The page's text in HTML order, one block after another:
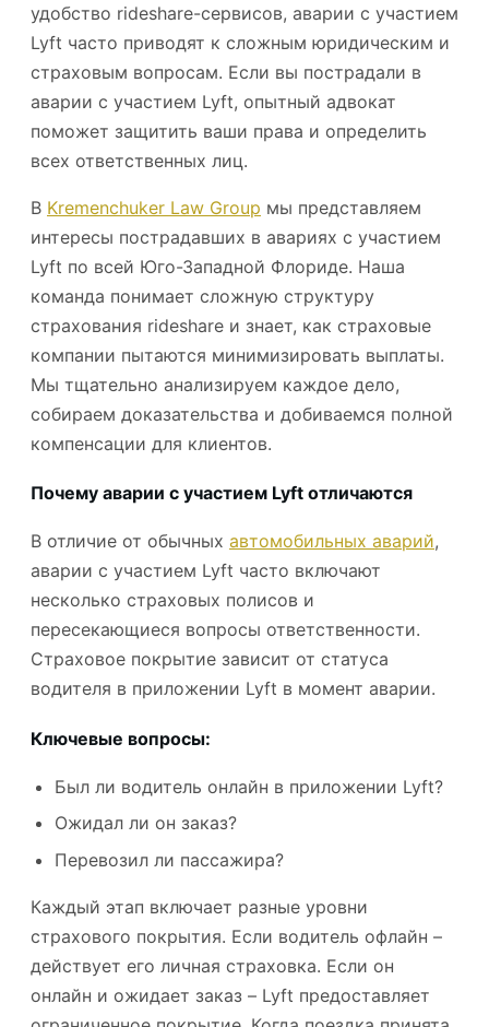
удобство rideshare-сервисов, аварии с участием
Lyft часто приводят к сложным юридическим и
страховым вопросам. Если вы пострадали в
аварии с участием Lyft, опытный адвокат
поможет защитить ваши права и определить
всех ответственных лиц.
В Kremenchuker Law Group мы представляем
интересы пострадавших в авариях с участием
Lyft по всей Юго-Западной Флориде. Наша
команда понимает сложную структуру
страхования rideshare и знает, как страховые
компании пытаются минимизировать выплаты.
Мы тщательно анализируем каждое дело,
собираем доказательства и добиваемся полной
компенсации для клиентов.
Почему аварии с участием Lyft отличаются
В отличие от обычных автомобильных аварий,
аварии с участием Lyft часто включают
несколько страховых полисов и
пересекающиеся вопросы ответственности.
Страховое покрытие зависит от статуса
водителя в приложении Lyft в момент аварии.
Ключевые вопросы:
Был ли водитель онлайн в приложении Lyft?
Ожидал ли он заказ?
Перевозил ли пассажира?
Каждый этап включает разные уровни
страхового покрытия. Если водитель офлайн –
действует его личная страховка. Если он
онлайн и ожидает заказ – Lyft предоставляет